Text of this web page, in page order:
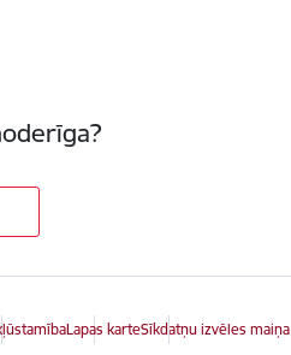
Lapas karteSīkdatņu izvēles maiņa